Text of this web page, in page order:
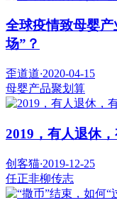
全球疫情致母婴
场”？
歪道道·2020-04-15
母婴产品聚划算
2019，有人退休
创客猫·2019-12-25
任正非柳传志